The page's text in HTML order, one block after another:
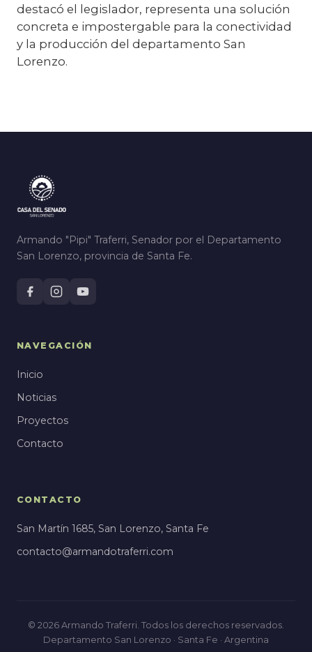
destacó el legislador, representa una solución
concreta e impostergable para la conectividad
y la producción del departamento San
Lorenzo.
Armando "Pipi" Traferri, Senador por el Departamento
San Lorenzo, provincia de Santa Fe.
NAVEGACIÓN
Inicio
Noticias
Proyectos
Contacto
CONTACTO
San Martín 1685, San Lorenzo, Santa Fe
contacto@armandotraferri.com
© 2026 Armando Traferri. Todos los derechos reservados.
Departamento San Lorenzo · Santa Fe · Argentina